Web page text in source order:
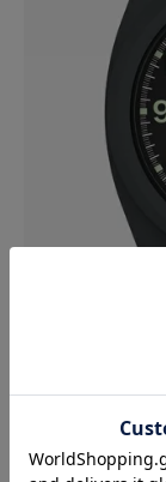
エクスペディ
ック